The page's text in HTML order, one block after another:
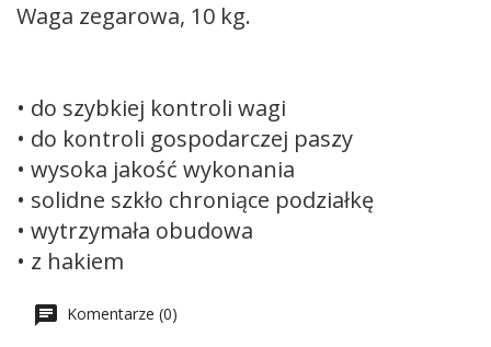
Waga zegarowa, 10 kg.
• do szybkiej kontroli wagi
• do kontroli gospodarczej paszy
• wysoka jakość wykonania
• solidne szkło chroniące podziałkę
• wytrzymała obudowa
• z hakiem
Komentarze (0)